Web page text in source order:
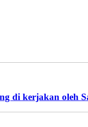
di kerjakan oleh